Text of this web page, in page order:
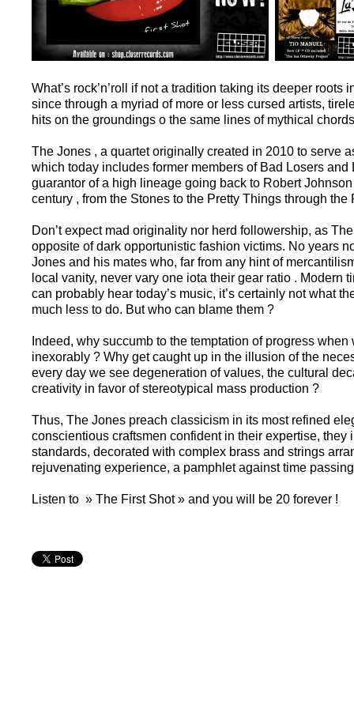
What’s rock’n’roll if not a tradition taking its deeper
since through a myriad of more or less cursed artists,
hits on the groundings o the same lines of mythical
The Jones , a quartet originally created in 2010 to serve
which today includes former members of Bad Losers
guarantor of a high lineage going back to Robert
century , from the Stones to the Pretty Things through the
Don’t expect mad originality nor herd followership, as
opposite of dark opportunistic fashion victims. No years
Jones and his mates who, far from any hint of
local vanity, never vary one iota their gear ratio . Modern
can probably hear today’s music, it’s certainly not what
much less to do. But who can blame them ?
Indeed, why succumb to the temptation of progress
inexorably ? Why get caught up in the illusion of the
every day we see degeneration of values, the cultural
creativity in favor of stereotypical mass production ?
Thus, The Jones preach classicism in its most refined
conscientious craftsmen confident in their expertise, they
standards, decorated with complex brass and strings
rejuvenating experience, a pamphlet against time
Listen to » The First Shot » and you will be 20 forever !